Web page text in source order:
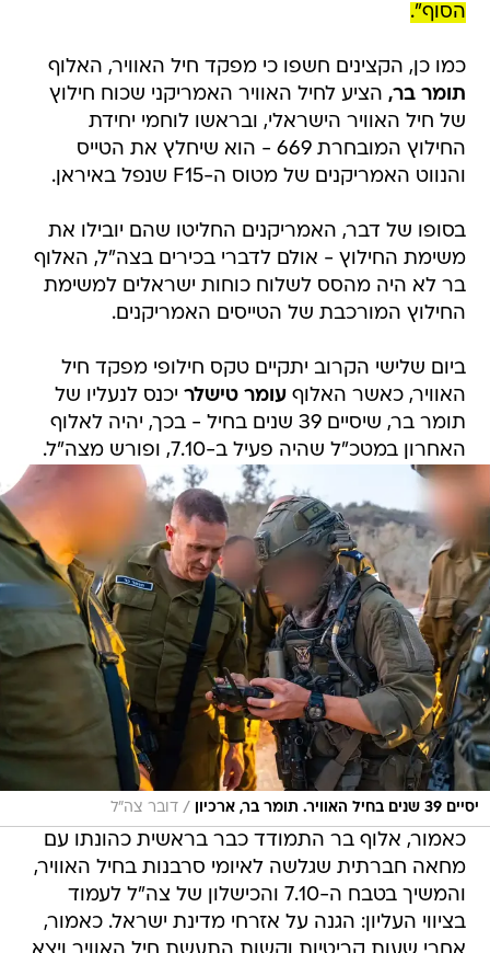
הסוף".
כמו כן, הקצינים חשפו כי מפקד חיל האוויר, האלוף
תומר בר, הציע לחיל האוויר האמריקני שכוח חילוץ
של חיל האוויר הישראלי, ובראשו לוחמי יחידת
החילוץ המובחרת 669 - הוא שיחלץ את הטייס
והנווט האמריקנים של מטוס ה-F15 שנפל באיראן.
בסופו של דבר, האמריקנים החליטו שהם יובילו את
משימת החילוץ - אולם לדברי בכירים בצה"ל, האלוף
בר לא היה מהסס לשלוח כוחות ישראלים למשימת
החילוץ המורכבת של הטייסים האמריקנים.
ביום שלישי הקרוב יתקיים טקס חילופי מפקד חיל
האוויר, כאשר האלוףעומר טישלר יכנס לנעליו של
תומר בר, שיסיים 39 שנים בחיל - בכך, יהיה לאלוף
האחרון במטכ"ל שהיה פעיל ב-7.10, ופורש מצה"ל.
יסיים 39 שנים בחיל האוויר. תומר בר, ארכיון / דובר צה"ל
כאמור, אלוף בר התמודד כבר בראשית כהונתו עם
מחאה חברתית שגלשה לאיומי סרבנות בחיל האוויר,
והמשיך בטבח ה-7.10 והכישלון של צה"ל לעמוד
בציווי העליון: הגנה על אזרחי מדינת ישראל. כאמור,